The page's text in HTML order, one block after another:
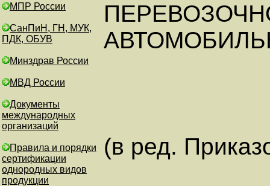
МПР России
СанПиН, ГН, МУК,
ПДК, ОБУВ
Минздрав России
МВД России
Документы
международных
организаций
Правила и порядки
сертификации
однородных видов
продукции
(в ред.